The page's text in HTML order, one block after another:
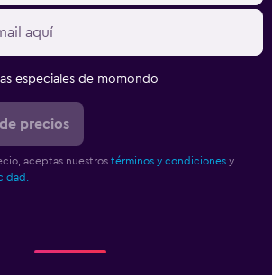
especiales de momondo
precios
aceptas nuestros términos y condiciones y